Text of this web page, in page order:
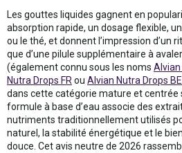
Les gouttes liquides gagnent en
absorption rapide, un dosage flexible,
ou le thé, et donnent l’impression d’un
que d’une pilule supplémentaire à avaler.
(également connu sous les noms Alvian
Nutra Drops FR ou Alvian Nutra Drops BE
dans cette catégorie mature et centrée
formule à base d’eau associe des
nutriments traditionnellement utilisés
naturel, la stabilité énergétique et le
douce. Cet avis neutre de 2026